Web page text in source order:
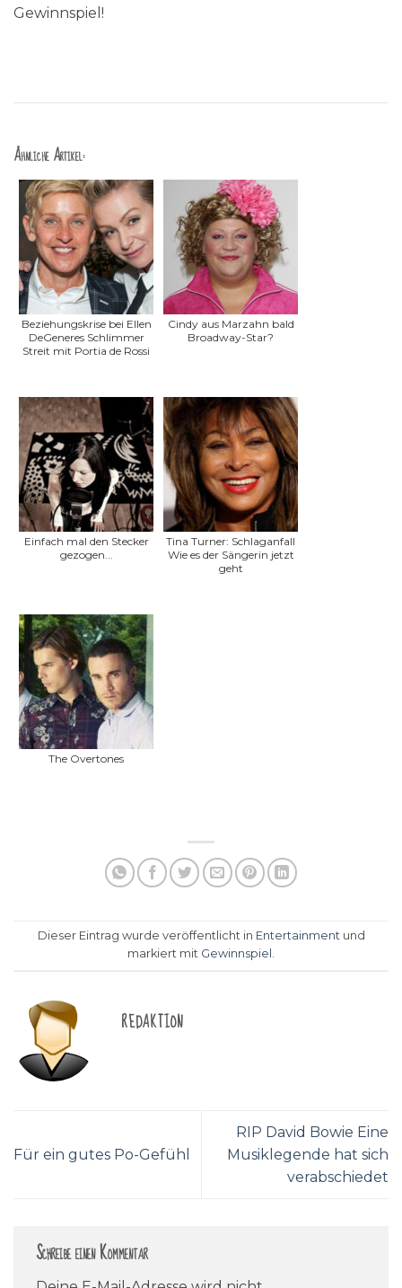
Gewinnspiel!
Ähnliche Artikel:
Beziehungskrise bei Ellen
DeGeneres Schlimmer
Streit mit Portia de Rossi
Cindy aus Marzahn bald
Broadway-Star?
Einfach mal den Stecker
gezogen...
Tina Turner: Schlaganfall
Wie es der Sängerin jetzt
geht
The Overtones
Dieser Eintrag wurde veröffentlicht in Entertainmentund
markiert mit Gewinnspiel .
REDAKTION
Für ein gutes Po-Gefühl
RIP David Bowie Eine
Musiklegende hat sich
verabschiedet
Schreibe einen Kommentar